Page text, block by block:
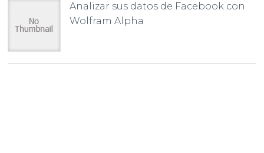
Analizar sus datos de Facebook con
Wolfram Alpha